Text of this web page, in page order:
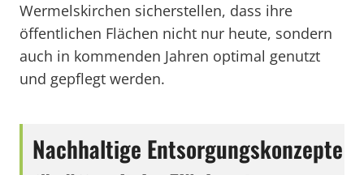
Wermelskirchen sicherstellen, dass ihre
öffentlichen Flächen nicht nur heute, sondern
auch in kommenden Jahren optimal genutzt
und gepflegt werden.
Nachhaltige Entsorgungskonzepte